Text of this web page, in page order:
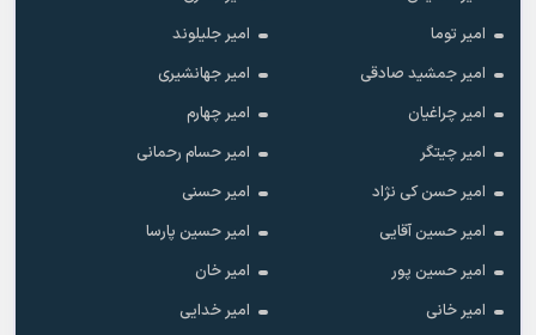
امیر توما
امیر جلیلوند
امیر جمشید صادقی
امیر جهانشیری
امیر چراغیان
امیر چهارم
امیر چیتگر
امیر حسام رحمانی
امیر حسن کی نژاد
امیر حسنی
امیر حسین آقایی
امیر حسین پارسا
امیر حسین پور
امیر خان
امیر خانی
امیر خدایی